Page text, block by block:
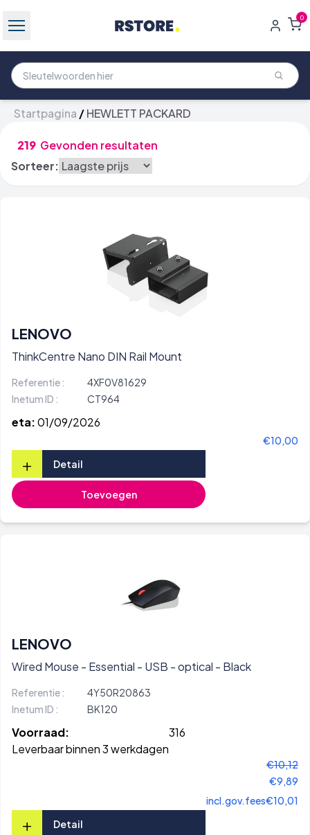
0
Startpagina /HEWLETT PACKARD
219 Gevonden resultaten
Sorteer:
LENOVO
ThinkCentre Nano DIN Rail Mount
Referentie :
4XF0V81629
Inetum ID :
CT964
eta:01/09/2026
€10,00
+ Detail
Toevoegen
LENOVO
Wired Mouse - Essential - USB - optical - Black
Referentie :
4Y50R20863
Inetum ID :
BK120
Voorraad:
316
Leverbaar binnen 3 werkdagen
€10,12
€9,89
incl.gov.fees€10,01
+ Detail